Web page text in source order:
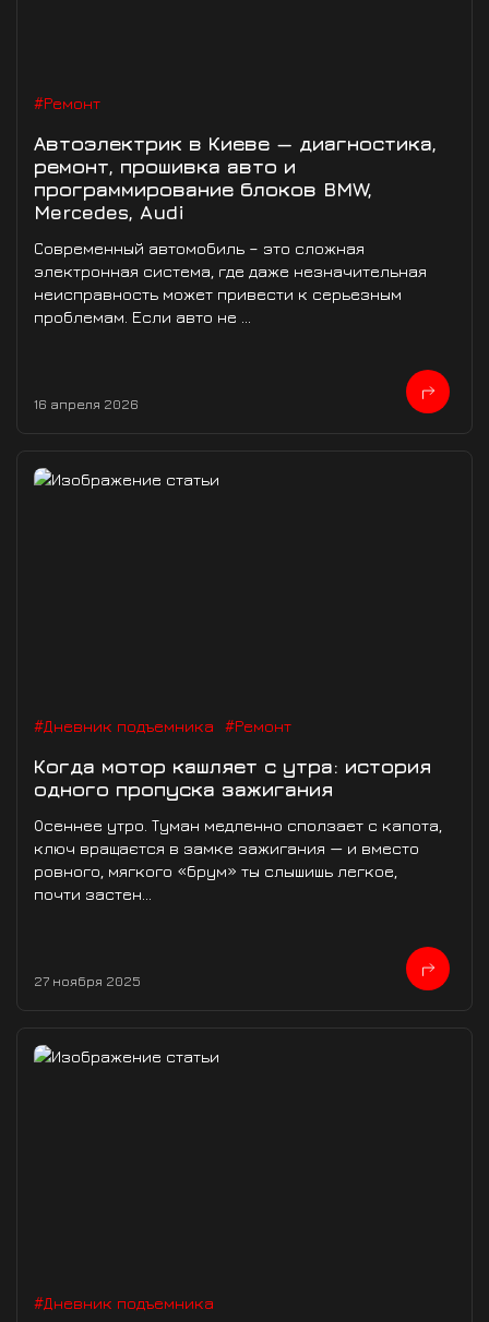
#Ремонт
Автоэлектрик в Киеве — диагностика,
ремонт, прошивка авто и
программирование блоков BMW,
Mercedes, Audi
Современный автомобиль – это сложная
электронная система, где даже незначительная
неисправность может привести к серьезным
проблемам. Если авто не ...
16 апреля 2026
#Дневник подъемника #Ремонт
Когда мотор кашляет с утра: история
одного пропуска зажигания
Осеннее утро. Туман медленно сползает с капота,
ключ вращаєтся в замке зажигания — и вместо
ровного, мягкого «брум» ты слышишь легкое,
почти застен...
27 ноября 2025
#Дневник подъемника